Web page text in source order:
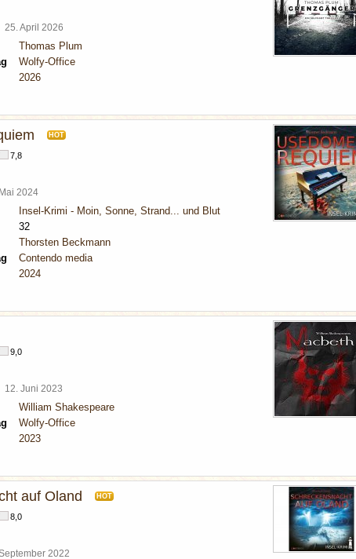
25. April 2026
Thomas Plum
Wolfy-Office
2026
HOT
7,8
2024
Insel-Krimi - Moin, Sonne, Strand... und Blut
32
Thorsten Beckmann
Contendo media
2024
9,0
12. Juni 2023
William Shakespeare
Wolfy-Office
2023
auf Oland HOT
8,0
2022